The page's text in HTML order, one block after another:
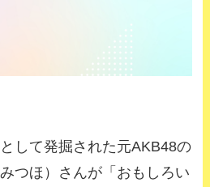
して発掘された元AKB48の
つほ）さんが「おもしろい